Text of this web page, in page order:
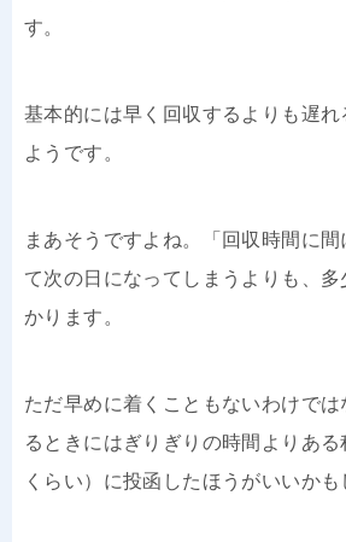
す。
基本的には早く回収するよりも遅れ
ようです。
まあそうですよね。「回収時間に
て次の日になってしまうよりも、
かります。
ただ早めに着くこともないわけで
るときにはぎりぎりの時間よりあ
くらい）に投函したほうがいいかも